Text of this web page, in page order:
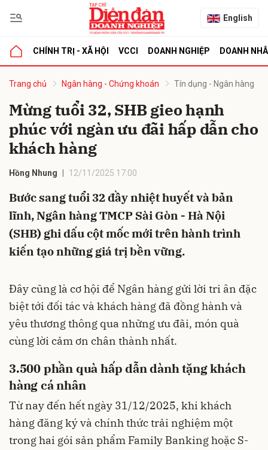
English
CHÍNH TRỊ - XÃ HỘI VCCI DOANH NGHIỆP DOANH
Trang chủ Ngân hàng - Chứng khoán Tín dụng - Ngân hàng
Mừng tuổi 32, SHB gieo hạnh
phúc với ngàn ưu đãi hấp dẫn cho
khách hàng
Hồng Nhung 12/11/2025 17:00
Bước sang tuổi 32 đầy nhiệt huyết và bản
lĩnh, Ngân hàng TMCP Sài Gòn - Hà Nội
(SHB) ghi dấu cột mốc mới trên hành trình
kiến tạo những giá trị bền vững.
Đây cũng là cơ hội để Ngân hàng gửi lời tri ân đặc
biệt tới đối tác và khách hàng đã đồng hành và
yêu thương thông qua những ưu đãi, món quà
cùng lời cảm ơn chân thành nhất.
3.500 phần quà hấp dẫn dành tặng khách
hàng cá nhân
Từ nay đến hết ngày 31/12/2025, khi khách
hàng đăng ký và chính thức trải nghiệm một
trong hai gói sản phẩm Family Banking hoặc S-
luận
Hủy